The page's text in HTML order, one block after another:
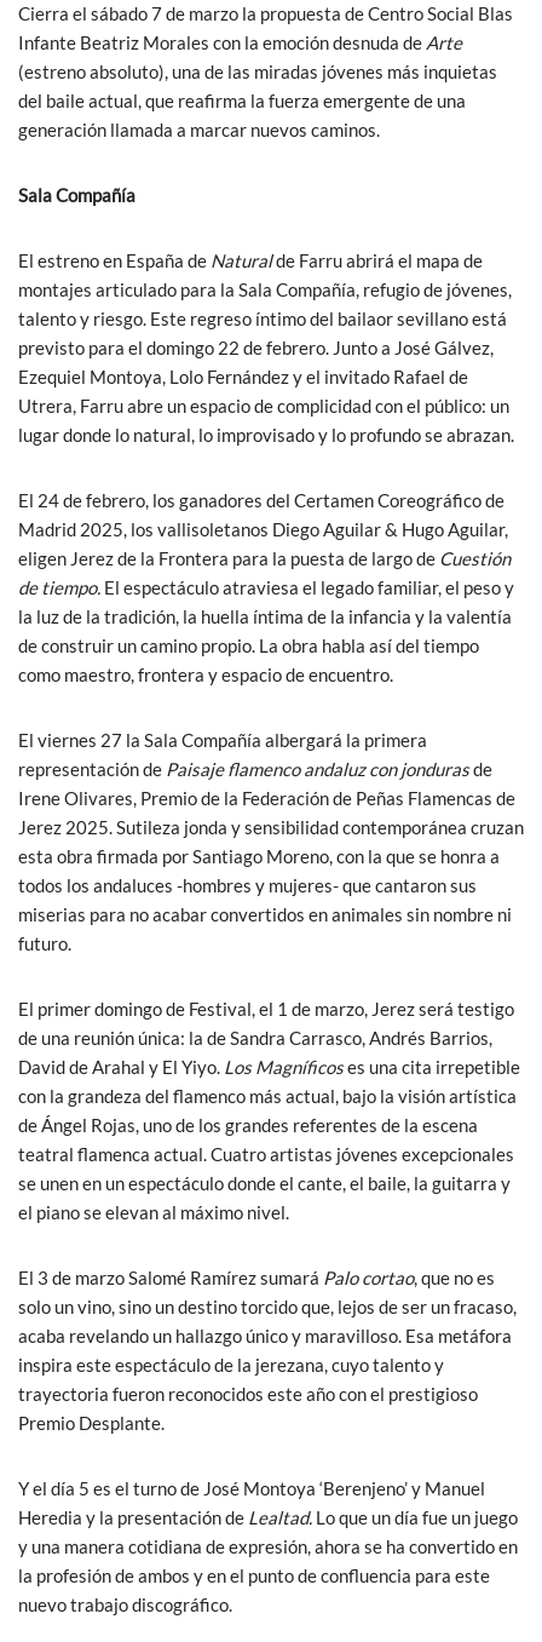
Cierra el sábado 7 de marzo la propuesta de Centro Social Blas
Infante Beatriz Morales con la emoción desnuda de Arte
(estreno absoluto), una de las miradas jóvenes más inquietas
del baile actual, que reafirma la fuerza emergente de una
generación llamada a marcar nuevos caminos.
Sala Compañía
El estreno en España de Naturalde Farru abrirá el mapa de
montajes articulado para la Sala Compañía, refugio de jóvenes,
talento y riesgo. Este regreso íntimo del bailaor sevillano está
previsto para el domingo 22 de febrero. Junto a José Gálvez,
Ezequiel Montoya, Lolo Fernández y el invitado Rafael de
Utrera, Farru abre un espacio de complicidad con el público: un
lugar donde lo natural, lo improvisado y lo profundo se abrazan.
El 24 de febrero, los ganadores del Certamen Coreográfico de
Madrid 2025, los vallisoletanos Diego Aguilar & Hugo Aguilar,
eligen Jerez de la Frontera para la puesta de largo de Cuestión
de tiempo. El espectáculo atraviesa el legado familiar, el peso y
la luz de la tradición, la huella íntima de la infancia y la valentía
de construir un camino propio. La obra habla así del tiempo
como maestro, frontera y espacio de encuentro.
El viernes 27 la Sala Compañía albergará la primera
representación de Paisaje flamenco andaluz con jondurasde
Irene Olivares, Premio de la Federación de Peñas Flamencas de
Jerez 2025. Sutileza jonda y sensibilidad contemporánea cruzan
esta obra firmada por Santiago Moreno, con la que se honra a
todos los andaluces -hombres y mujeres- que cantaron sus
miserias para no acabar convertidos en animales sin nombre ni
futuro.
El primer domingo de Festival, el 1 de marzo, Jerez será testigo
de una reunión única: la de Sandra Carrasco, Andrés Barrios,
David de Arahal y El Yiyo. Los Magníficoses una cita irrepetible
con la grandeza del flamenco más actual, bajo la visión artística
de Ángel Rojas, uno de los grandes referentes de la escena
teatral flamenca actual. Cuatro artistas jóvenes excepcionales
se unen en un espectáculo donde el cante, el baile, la guitarra y
el piano se elevan al máximo nivel.
El 3 de marzo Salomé Ramírez sumará Palo cortao, que no es
solo un vino, sino un destino torcido que, lejos de ser un fracaso,
acaba revelando un hallazgo único y maravilloso. Esa metáfora
inspira este espectáculo de la jerezana, cuyo talento y
trayectoria fueron reconocidos este año con el prestigioso
Premio Desplante.
Y el día 5 es el turno de José Montoya ‘Berenjeno’ y Manuel
Heredia y la presentación de Lealtad. Lo que un día fue un juego
y una manera cotidiana de expresión, ahora se ha convertido en
la profesión de ambos y en el punto de confluencia para este
nuevo trabajo discográfico.